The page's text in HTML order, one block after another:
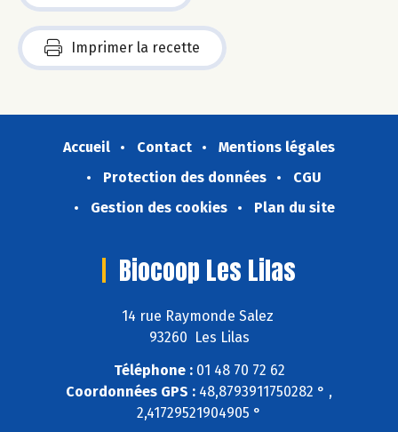
Imprimer la recette
Accueil Contact
Mentions légales
Protection des données
CGU
Gestion des cookies
Plan du site
Biocoop Les Lilas
14 rue Raymonde Salez
93260 Les Lilas
Téléphone :01 48 70 72 62
Coordonnées GPS : 48,8793911750282 ° ,
2,41729521904905 °